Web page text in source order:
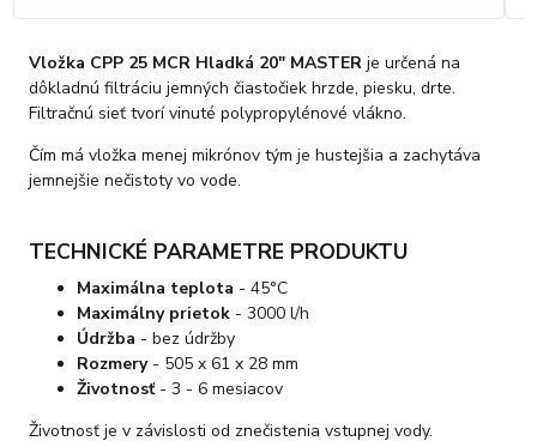
Vložka CPP 25 MCR Hladká 20" MASTER je určená na
dôkladnú filtráciu jemných čiastočiek hrzde, piesku, drte.
Filtračnú sieť tvorí vinuté polypropylénové vlákno.
Čím má vložka menej mikrónov tým je hustejšia a zachytáva
jemnejšie nečistoty vo vode.
TECHNICKÉ PARAMETRE PRODUKTU
Maximálna teplota - 45°C
Maximálny prietok - 3000 l/h
Údržba - bez údržby
Rozmery- 505 x 61 x 28 mm
Životnosť- 3 - 6 mesiacov
Životnosť je v závislosti od znečistenia vstupnej vody.